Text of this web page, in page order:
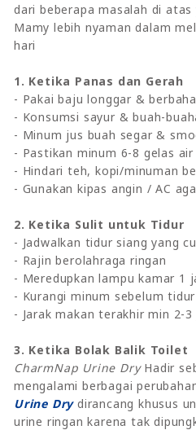
dari beberapa masalah di
Mamy lebih nyaman dalam
hari
1. Ketika Panas dan Gerah
- Pakai baju longgar &
- Konsumsi sayur & buah-
- Minum jus buah segar &
- Pastikan minum 6-8 gelas
- Hindari teh, kopi/minuman
- Gunakan kipas angin / AC
2. Ketika Sulit untuk Tidur
- Jadwalkan tidur siang yang
- Rajin berolahraga ringan
- Meredupkan lampu kamar 1
- Kurangi minum sebelum tidur
- Jarak makan terakhir min 2-
3. Ketika Bolak Balik Toilet
CharmNap Urine DryHadir
mengalami berbagai
Urine Drydirancang khusus
urine ringan karena tak